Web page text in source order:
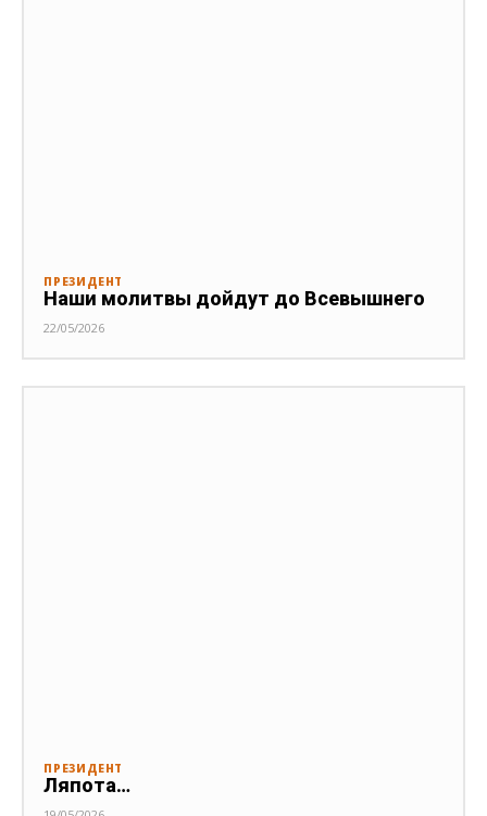
ПРЕЗИДЕНТ
Наши молитвы дойдут до Всевышнего
22/05/2026
ПРЕЗИДЕНТ
Ляпота…